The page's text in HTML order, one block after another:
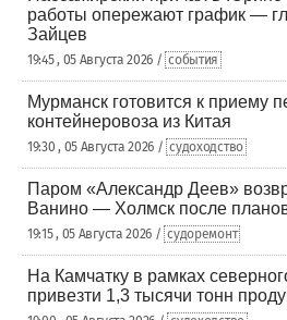
работы опережают график —
Зайцев
19:45 , 05 Августа 2026 / события
Мурманск готовится к приему
контейнеровоза из Китая
19:30 , 05 Августа 2026 / судоходство
Паром «Александр Деев»
Ванино — Холмск после
19:15 , 05 Августа 2026 / судоремонт
На Камчатку в рамках
привезти 1,3 тысячи тонн